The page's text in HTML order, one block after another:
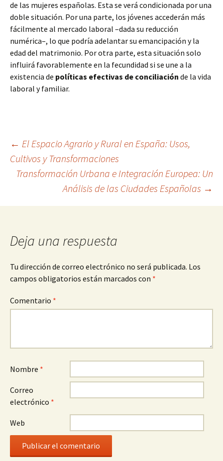
de las mujeres españolas. Esta se verá condicionada por una
doble situación. Por una parte, los jóvenes accederán más
fácilmente al mercado laboral –dada su reducción
numérica–, lo que podría adelantar su emancipación y la
edad del matrimonio. Por otra parte, esta situación solo
influirá favorablemente en la fecundidad si se une a la
existencia de políticas efectivas de conciliación de la vida
laboral y familiar.
Navegación
de
entradas
← El Espacio Agrario y Rural en España: Usos,
Cultivos y Transformaciones
Transformación Urbana e Integración Europea: Un
Análisis de las Ciudades Españolas →
Deja una respuesta
Tu dirección de correo electrónico no será publicada. Los
campos obligatorios están marcados con *
Comentario *
Nombre *
Correo
electrónico *
Web